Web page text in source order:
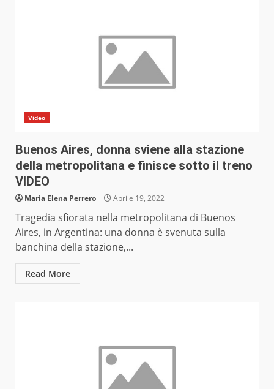
Video
Buenos Aires, donna sviene alla stazione
della metropolitana e finisce sotto il treno
VIDEO
Maria Elena Perrero Aprile 19, 2022
Tragedia sfiorata nella metropolitana di Buenos
Aires, in Argentina: una donna è svenuta sulla
banchina della stazione,...
Read More